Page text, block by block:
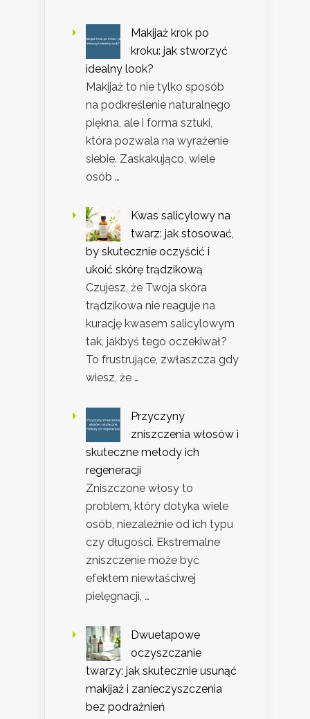
Makijaż krok po
kroku: jak stworzyć
idealny look?
Makijaż to nie tylko sposób
na podkreślenie naturalnego
piękna, ale i forma sztuki,
która pozwala na wyrażenie
siebie. Zaskakująco, wiele
osób …
Kwas salicylowy na
twarz: jak stosować,
by skutecznie oczyścić i
ukoić skórę trądzikową
Czujesz, że Twoja skóra
trądzikowa nie reaguje na
kurację kwasem salicylowym
tak, jakbyś tego oczekiwał?
To frustrujące, zwłaszcza gdy
wiesz, że …
Przyczyny
zniszczenia włosów i
skuteczne metody ich
regeneracji
Zniszczone włosy to
problem, który dotyka wiele
osób, niezależnie od ich typu
czy długości. Ekstremalne
zniszczenie może być
efektem niewłaściwej
pielęgnacji, …
Dwuetapowe
oczyszczanie
twarzy: jak skutecznie usunąć
makijaż i zanieczyszczenia
bez podrażnień